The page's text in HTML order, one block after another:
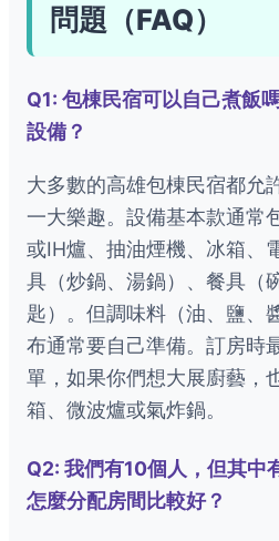
問題（FAQ）
Q1: 包棟民宿可以自己煮飯
設備？
大多數的高雄包棟民宿都允
一大樂趣。設備基本款通常
或IH爐、抽油煙機、冰箱、
具（炒鍋、湯鍋）、餐具（
匙）。但調味料（油、鹽、
布通常要自己準備。訂房時
單，如果你們想大展廚藝，
箱、微波爐或氣炸鍋。
Q2: 我們有10個人，但其中
怎麼分配房間比較好？